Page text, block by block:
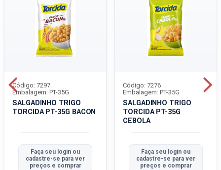
SALGADINHO TRIGO
TORCIDA PT-35G BACON
Código: 7297
Embalagem: PT-35G
Faça seu login ou
cadastre-se para ver
preços e comprar
SALGADINHO TRIGO
TORCIDA PT-35G
CEBOLA
Código: 7276
Embalagem: PT-35G
Faça seu login ou
cadastre-se para ver
preços e comprar